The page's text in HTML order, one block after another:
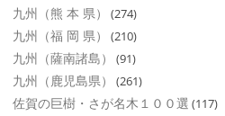
九州（熊 本 県） (274)
九州（福 岡 県） (210)
九州（薩南諸島） (91)
九州（鹿児島県） (261)
佐賀の巨樹・さが名木１００選 (117)